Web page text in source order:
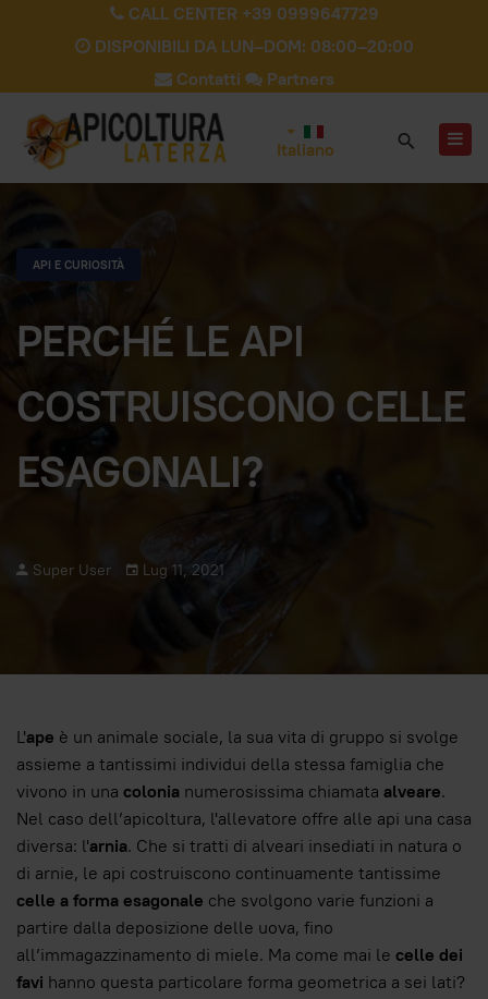
CALL CENTER +39 0999647729
DISPONIBILI DA LUN–DOM: 08:00–20:00
Contatti
Partners
Italiano
API E CURIOSITÀ
PERCHÉ LE API
COSTRUISCONO CELLE
ESAGONALI?
Super User Lug 11, 2021
L'ape è un animale sociale, la sua vita di gruppo si svolge
assieme a tantissimi individui della stessa famiglia che
vivono in una colonia numerosissima chiamata alveare.
Nel caso dell’apicoltura, l'allevatore offre alle api una casa
diversa: l'arnia. Che si tratti di alveari insediati in natura o
di arnie, le api costruiscono continuamente tantissime
celle a forma esagonale che svolgono varie funzioni a
partire dalla deposizione delle uova, fino
all’immagazzinamento di miele. Ma come mai le celle dei
favi hanno questa particolare forma geometrica a sei lati?